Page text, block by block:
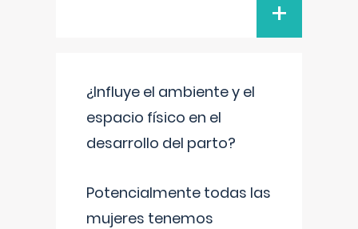
+
¿Influye el ambiente y el
espacio físico en el
desarrollo del parto?
Potencialmente todas las
mujeres tenemos